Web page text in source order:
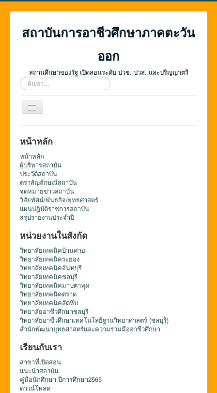
สถาบันการอาชีวศึกษาภาคตะวัน
ออก
สถานศึกษาของรัฐ เปิดสอนระดับ ปวช. ปวส. และปริญญาตรี
ค้นหา...
สลับ
เน
ชั่น
หน้าหลัก
หน้าหลัก
ผู้บริหารสถาบัน
ประวัติสถาบัน
ตราสัญลักษณ์สถาบัน
จดหมายข่าวสถาบัน
วิสัยทัศน์/พันธกิจ/ยุทธศาสตร์
แผนปฎิบัติราชการสถาบัน
สรุปรายงานประจำปี
หน่วยงานในสังกัด
วิทยาลัยเทคนิคบ้านค่าย
วิทยาลัยเทคนิคระยอง
วิทยาลัยเทคนิคจันทบุรี
วิทยาลัยเทคนิคชลบุรี
วิทยาลัยเทคนิคมาบตาพุด
วิทยาลัยเทคนิคตราด
วิทยาลัยเทคนิคสัตหีบ
วิทยาลัยอาชีวศึกษาชลบุรี
วิทยาลัยอาชีวศึกษาเทคโนโลยีฐานวิทยาศาสตร์ (ชลบุรี)
สำนักพัฒนายุทธศาสตร์และความร่วมมืออาชีวศึกษา
เรียนกับเรา
สาขาที่เปิดสอน
แนะนำสถาบัน
คู่มือนักศึกษา ปีการศึกษา2565
ดาวน์โหลด